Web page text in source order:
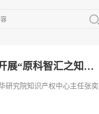
中国原子能科学研究院邀请清华研究院开展“原科智汇之知识成果”专题讲座
研究院知识产权中心主任张奕